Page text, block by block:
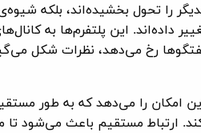
را تحول بخشیده‌اند، بلکه
داده‌اند. این پلتفرم‌ها به
رخ می‌دهد، نظرات شکل
امکان را می‌دهد که به طور
کند. ارتباط مستقیم باعث می‌شود